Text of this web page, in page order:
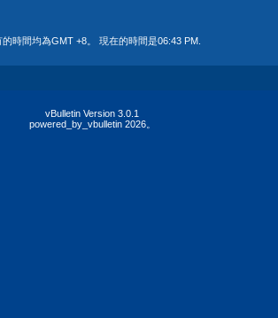
的時間均為GMT +8。 現在的時間是06:43 PM
vBulletin Version 3.0.1
powered_by_vbulletin 2026。